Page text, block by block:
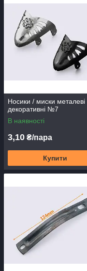
Носики / миски металеві
декоративні №7
В наявності
3,10 ₴/пара
Купити